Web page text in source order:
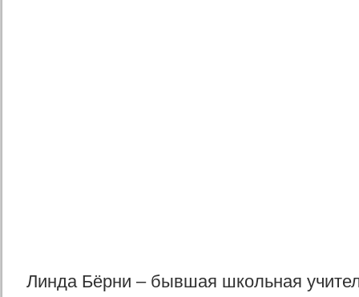
Линда Бёрни – бывшая школьная